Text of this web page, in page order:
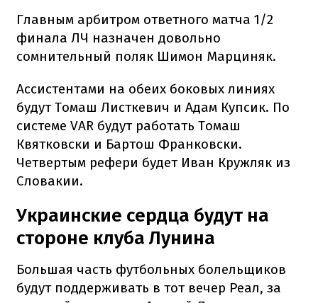
Главным арбитром ответного матча 1/2
финала ЛЧ назначен довольно
сомнительный поляк Шимон Марциняк.
Ассистентами на обеих боковых линиях
будут Томаш Листкевич и Адам Купсик. По
системе VAR будут работать Томаш
Квятковски и Бартош Франковски.
Четвертым рефери будет Иван Кружляк из
Словакии.
Украинские сердца будут на
стороне клуба Лунина
Большая часть футбольных болельщиков
будут поддерживать в тот вечер Реал, за